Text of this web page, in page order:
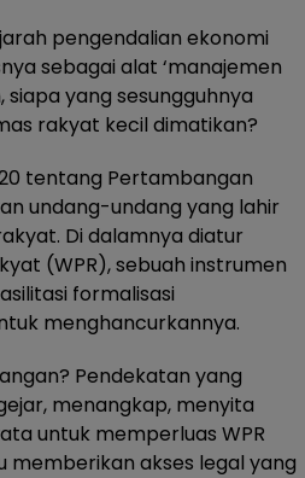
pengendalian ekonomi
sebagai alat ‘manajemen
yang sesungguhnya
rakyat kecil dimatikan?
tentang Pertambangan
undang-undang yang lahir
Di dalamnya diatur
(WPR), sebuah instrumen
formalisasi
menghancurkannya.
Pendekatan yang
menangkap, menyita
untuk memperluas WPR
memberikan akses legal yang